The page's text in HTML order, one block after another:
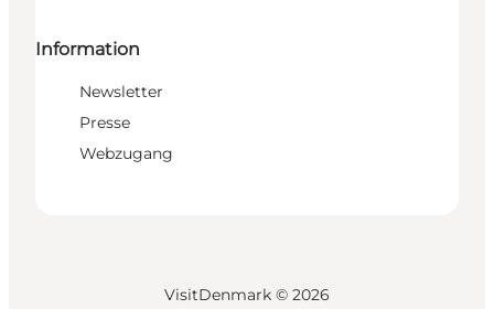
Information
Newsletter
Presse
Webzugang
VisitDenmark © 2026